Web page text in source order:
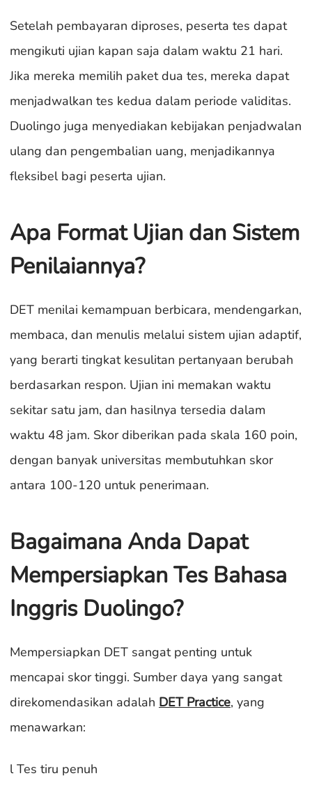
Setelah pembayaran diproses, peserta tes dapat
mengikuti ujian kapan saja dalam waktu 21 hari.
Jika mereka memilih paket dua tes, mereka dapat
menjadwalkan tes kedua dalam periode validitas.
Duolingo juga menyediakan kebijakan penjadwalan
ulang dan pengembalian uang, menjadikannya
fleksibel bagi peserta ujian.
Apa Format Ujian dan Sistem
Penilaiannya?
DET menilai kemampuan berbicara, mendengarkan,
membaca, dan menulis melalui sistem ujian adaptif,
yang berarti tingkat kesulitan pertanyaan berubah
berdasarkan respon. Ujian ini memakan waktu
sekitar satu jam, dan hasilnya tersedia dalam
waktu 48 jam. Skor diberikan pada skala 160 poin,
dengan banyak universitas membutuhkan skor
antara 100-120 untuk penerimaan.
Bagaimana Anda Dapat
Mempersiapkan Tes Bahasa
Inggris Duolingo?
Mempersiapkan DET sangat penting untuk
mencapai skor tinggi. Sumber daya yang sangat
direkomendasikan adalah DET Practice, yang
menawarkan:
l Tes tiru penuh